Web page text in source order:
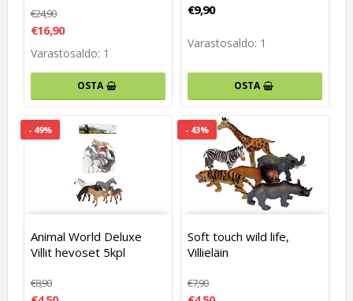
€24,90
€16,90
Varastosaldo: 1
OSTA
€9,90
Varastosaldo: 1
OSTA
- 49%
Animal World Deluxe
Villit hevoset 5kpl
€8,90
- 43%
Soft touch wild life,
Villieläin
€7,90